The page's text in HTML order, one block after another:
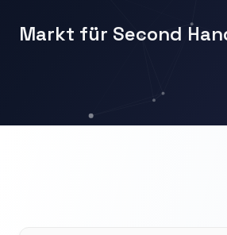
Markt für Second